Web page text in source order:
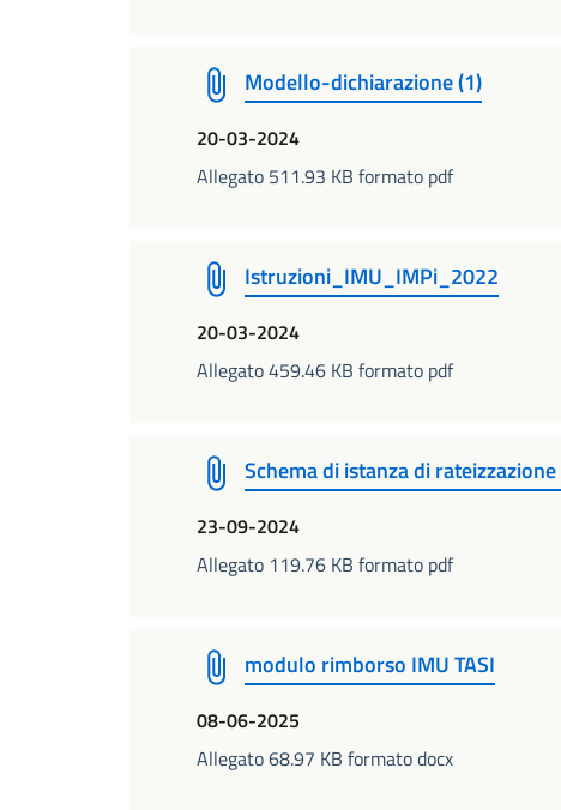
Modello-dichiarazione (1)
20-03-2024
Allegato 511.93 KB formato pdf
Istruzioni_IMU_IMPi_2022
20-03-2024
Allegato 459.46 KB formato pdf
Schema di istanza di
23-09-2024
Allegato 119.76 KB formato pdf
modulo rimborso IMU TASI
08-06-2025
Allegato 68.97 KB formato docx